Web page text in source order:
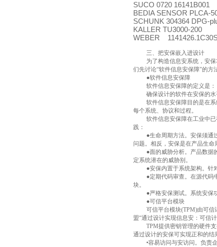
SUCO 0720 16141B001
BEDIA SENSOR PLCA-
SCHUNK 304364 DPG-
KALLER TU3000-200
WEBER
三、把安保嵌入进设计
为了构造信息安系统，安
们先讨论“软件信息安保障"的方
●软件信息安保障
软件信息安保障的定义是：
确保设计的软件在安保的
软件信息安保障目的是在
每个系统、协议和过程。
软件信息安保障在工业中
践：
●生命周期方法。安保须通
问题。相反，安保是在产品生
●面的威胁分析。产品数据
定系统潜在的威胁别。
●安保内置于系统架构。针
●定期代码审查。在源代码
块。
●严格安保测试。系统安保
●可信平台模块
可信平台模块(TPM)由可信
盟“通过设计实现信息安：可信
TPM提供密钥管理的硬件
通过设计的安保可实现正和的
•容易访问与安访问。负责